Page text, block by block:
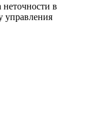
в
управления